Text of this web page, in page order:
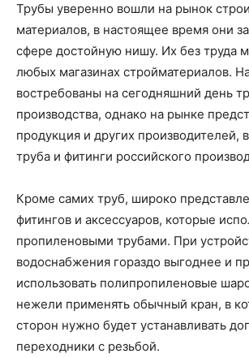
Трубы уверенно вошли на рынок
материалов, в настоящее время они
сфере достойную нишу. Их без труда
любых магазинах стройматериалов.
востребованы на сегодняшний день
производства, однако на рынке
продукция и других производителей,
труба и фитинги российского
Кроме самих труб, широко
фитингов и аксессуаров, которые
пропиленовыми трубами. При
водоснабжения гораздо выгоднее и
использовать полипропиленовые
нежели применять обычный кран, в
сторон нужно будет устанавливать
переходники с резьбой.